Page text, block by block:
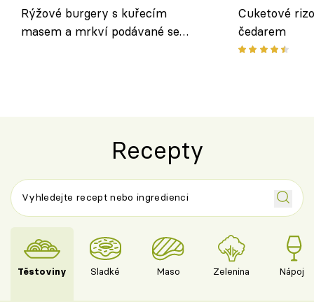
Rýžové burgery s kuřecím
masem a mrkví podávané se
Cuketové
čedarem
Recepty
Těstoviny Sladké Maso Zelenina Nápoje